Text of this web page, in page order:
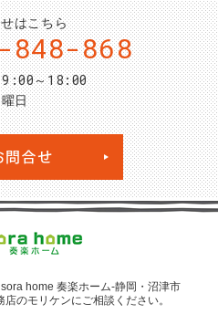
はこちら
848-868
9:00～18:00
曜日
お問合せ・ご
home 奏楽ホーム‐静岡・沼津市
店のモリケンにご相談ください。